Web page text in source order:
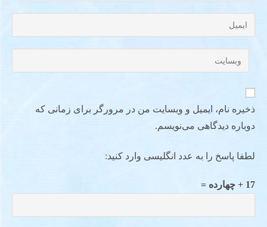
ذخیره نام، ایمیل و وبسایت من در مرورگر برای زمانی که
دوباره دیدگاهی می‌نویسم.
لطفا پاسخ را به عدد انگلیسی وارد کنید:
17 + چهارده =